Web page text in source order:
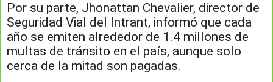
Por su parte, Jhonattan Chevalier, director de
Seguridad Vial del Intrant, informó que cada
año se emiten alrededor de 1.4 millones de
multas de tránsito en el país, aunque solo
cerca de la mitad son pagadas.